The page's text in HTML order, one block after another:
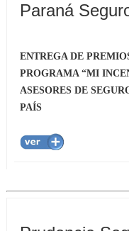
Paraná
ENTREGA DE
PROGRAMA “MI
ASESORES DE
PAÍS